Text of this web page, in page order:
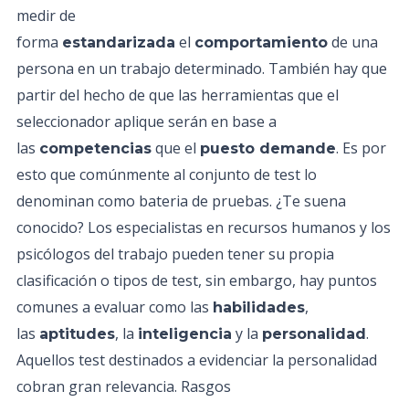
medir de
forma estandarizada el comportamiento de una
persona en un trabajo determinado. También hay que
partir del hecho de que las herramientas que el
seleccionador aplique serán en base a
las competencias que el puesto demande. Es por
esto que comúnmente al conjunto de test lo
denominan como bateria de pruebas. ¿Te suena
conocido? Los especialistas en recursos humanos y los
psicólogos del trabajo pueden tener su propia
clasificación o tipos de test, sin embargo, hay puntos
comunes a evaluar como las habilidades,
las aptitudes, la inteligencia y la personalidad.
Aquellos test destinados a evidenciar la personalidad
cobran gran relevancia. Rasgos